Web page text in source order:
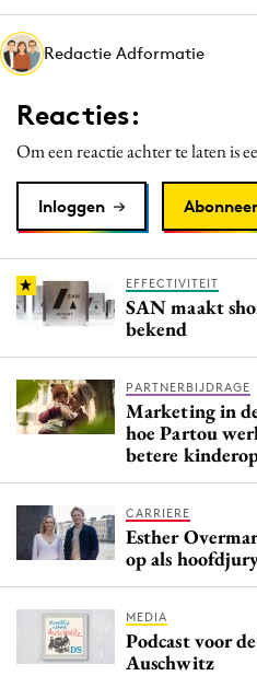
Redactie Adformatie
Reacties:
Om een reactie achter te laten is
Inloggen
EFFECTIVITEIT
SAN maakt
bekend
PARTNERBIJDRAGE
Marketing in
hoe Partou
betere
CARRIERE
Esther
op als
MEDIA
Podcast voor
Auschwitz